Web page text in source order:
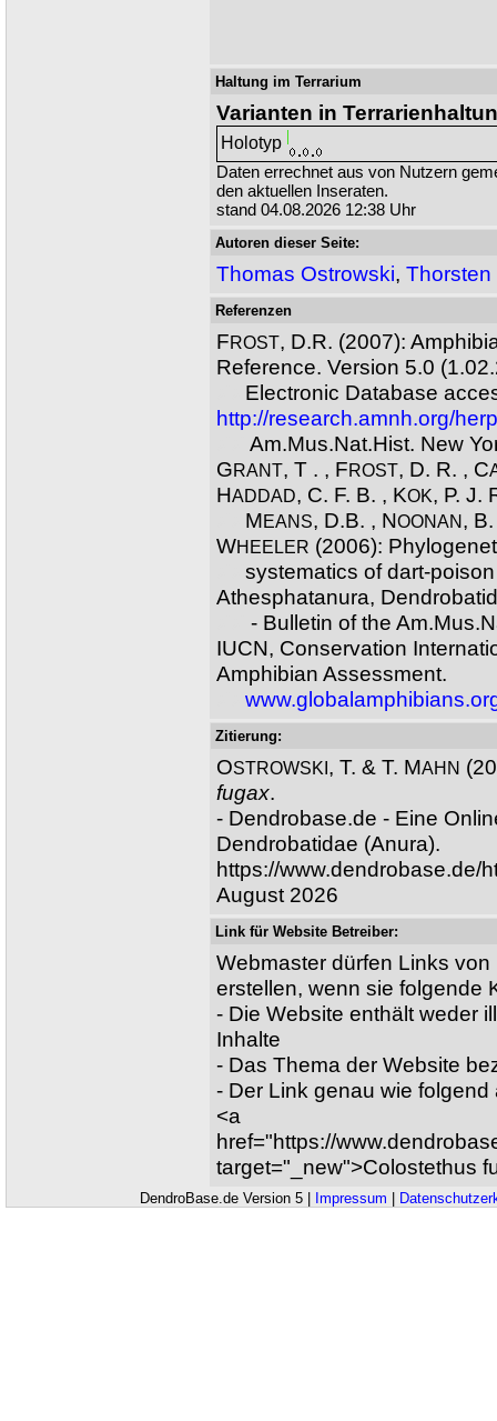
Haltung im Terrarium
Varianten in
Holotyp
Daten errechnet aus von Nutzern
den aktuellen Inseraten.
stand 04.08.2026 12:38 Uhr
Autoren dieser Seite:
Thomas Ostrowski, Thorsten
Referenzen
FROST, D.R. (2007):
Reference. Version 5.0
Electronic Database
http://research.amnh.org/
Am.Mus.Nat.Hist. New
GRANT, T . , FROST, D. R. , C
HADDAD, C. F. B. , KOK, P. J.
MEANS, D.B. , NOONAN,
WHEELER (2006):
systematics of dart-
Athesphatanura,
- Bulletin of the
IUCN, Conservation
Amphibian Assessment.
Zitierung:
OSTROWSKI, T. & T. MAHN
fugax.
- Dendrobase.de - Eine
Dendrobatidae (Anura).
https://www.dendrobase.de/
August 2026
Link für Website Betreiber:
Webmaster dürfen Links
erstellen, wenn sie folgende
- Die Website enthält weder
Inhalte
- Das Thema der Website
- Der Link genau wie
<a
href="https://
target="_new">Colostethus
DendroBase.de Version 5 | Impressum